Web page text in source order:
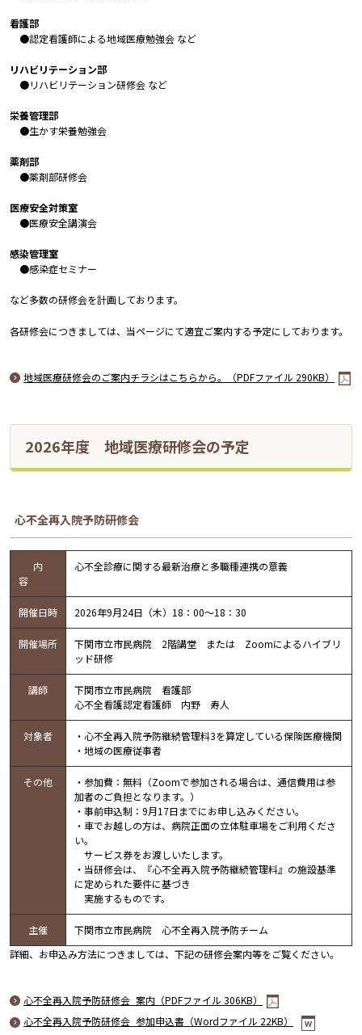
看護部
●認定看護師による地域医療勉強会 など
リハビリテーション部
●リハビリテーション研修会 など
栄養管理部
●生かす栄養勉強会
薬剤部
●薬剤部研修会
医療安全対策室
●医療安全講演会
感染管理室
●感染症セミナー
など多数の研修会を計画しております。
各研修会につきましては、当ページにて適宜ご案内する予定にしております。
地域医療研修会のご案内チラシはこちらから。（PDFファイル 290KB）
2026年度 地域医療研修会の予定
心不全再入院予防研修会
内
容
心不全診療に関する最新治療と多職種連携の意義
開催日時 2026年9月24日（木）18：00～18：30
開催場所
下関市立市民病院 2階講堂 または Zoomによるハイブリ
ッド研修
講師
下関市立市民病院 看護部
心不全看護認定看護師 内野 寿人
対象者
・心不全再入院予防継続管理料3を算定している保険医療機関
・地域の医療従事者
その他
・参加費：無料（Zoomで参加される場合は、通信費用は参
加者のご負担となります。）
・事前申込制：9月17日までにお申し込みください。
・車でお越しの方は、病院正面の立体駐車場をご利用くださ
い。
サービス券をお渡しいたします。
・当研修会は、『心不全再入院予防継続管理料』の施設基準
に定められた要件に基づき
実施するものです。
主催
下関市立市民病院 心不全再入院予防チーム
詳細、お申込み方法につきましては、下記の研修会案内等をご覧ください。
心不全再入院予防研修会_案内（PDFファイル 306KB）
心不全再入院予防研修会_参加申込書（Wordファイル 22KB）